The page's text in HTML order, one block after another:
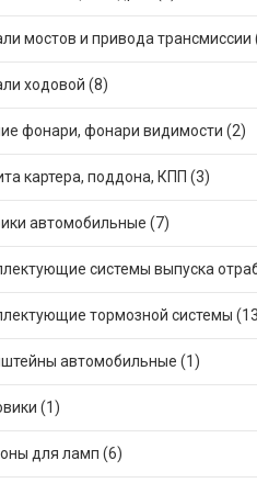
мостов и привода трансмиссии
ходовой (8)
фонари, фонари видимости (2)
картера, поддона, КПП (3)
автомобильные (7)
тормозной системы
автомобильные (1)
(1)
для ламп (6)